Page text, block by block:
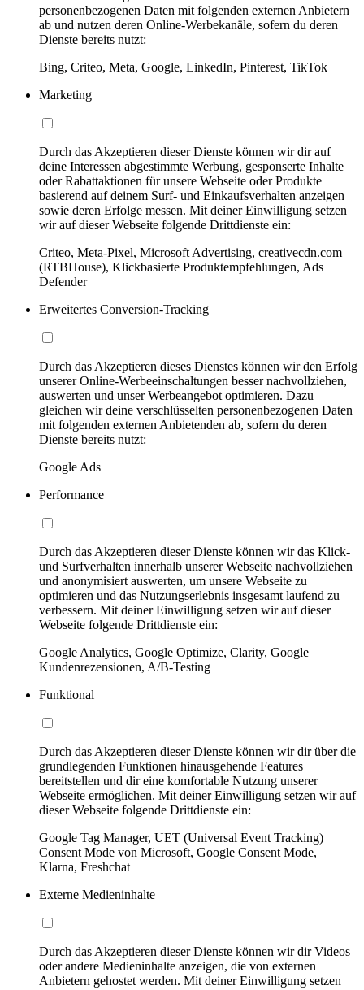
personenbezogenen Daten mit folgenden externen Anbietern
ab und nutzen deren Online-Werbekanäle, sofern du deren
Dienste bereits nutzt:
Bing, Criteo, Meta, Google, LinkedIn, Pinterest, TikTok
Marketing
Durch das Akzeptieren dieser Dienste können wir dir auf
deine Interessen abgestimmte Werbung, gesponserte Inhalte
oder Rabattaktionen für unsere Webseite oder Produkte
basierend auf deinem Surf- und Einkaufsverhalten anzeigen
sowie deren Erfolge messen. Mit deiner Einwilligung setzen
wir auf dieser Webseite folgende Drittdienste ein:
Criteo, Meta-Pixel, Microsoft Advertising, creativecdn.com
(RTBHouse), Klickbasierte Produktempfehlungen, Ads
Defender
Erweitertes Conversion-Tracking
Durch das Akzeptieren dieses Dienstes können wir den Erfolg
unserer Online-Werbeeinschaltungen besser nachvollziehen,
auswerten und unser Werbeangebot optimieren. Dazu
gleichen wir deine verschlüsselten personenbezogenen Daten
mit folgenden externen Anbietenden ab, sofern du deren
Dienste bereits nutzt:
Google Ads
Performance
Durch das Akzeptieren dieser Dienste können wir das Klick-
und Surfverhalten innerhalb unserer Webseite nachvollziehen
und anonymisiert auswerten, um unsere Webseite zu
optimieren und das Nutzungserlebnis insgesamt laufend zu
verbessern. Mit deiner Einwilligung setzen wir auf dieser
Webseite folgende Drittdienste ein:
Google Analytics, Google Optimize, Clarity, Google
Kundenrezensionen, A/B-Testing
Funktional
Durch das Akzeptieren dieser Dienste können wir dir über die
grundlegenden Funktionen hinausgehende Features
bereitstellen und dir eine komfortable Nutzung unserer
Webseite ermöglichen. Mit deiner Einwilligung setzen wir auf
dieser Webseite folgende Drittdienste ein:
Google Tag Manager, UET (Universal Event Tracking)
Consent Mode von Microsoft, Google Consent Mode,
Klarna, Freshchat
Externe Medieninhalte
Durch das Akzeptieren dieser Dienste können wir dir Videos
oder andere Medieninhalte anzeigen, die von externen
Anbietern gehostet werden. Mit deiner Einwilligung setzen